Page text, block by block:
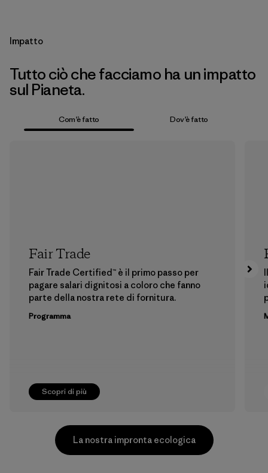
Impatto
Tutto ciò che facciamo ha un impatto
sul Pianeta.
Com’è fatto Dov’è fatto
Scopri di più
Fair Trade
Fair Trade Certified™ è il primo passo per
pagare salari dignitosi a coloro che fanno
parte della nostra rete di fornitura.
Programma
La nostra impronta ecologica